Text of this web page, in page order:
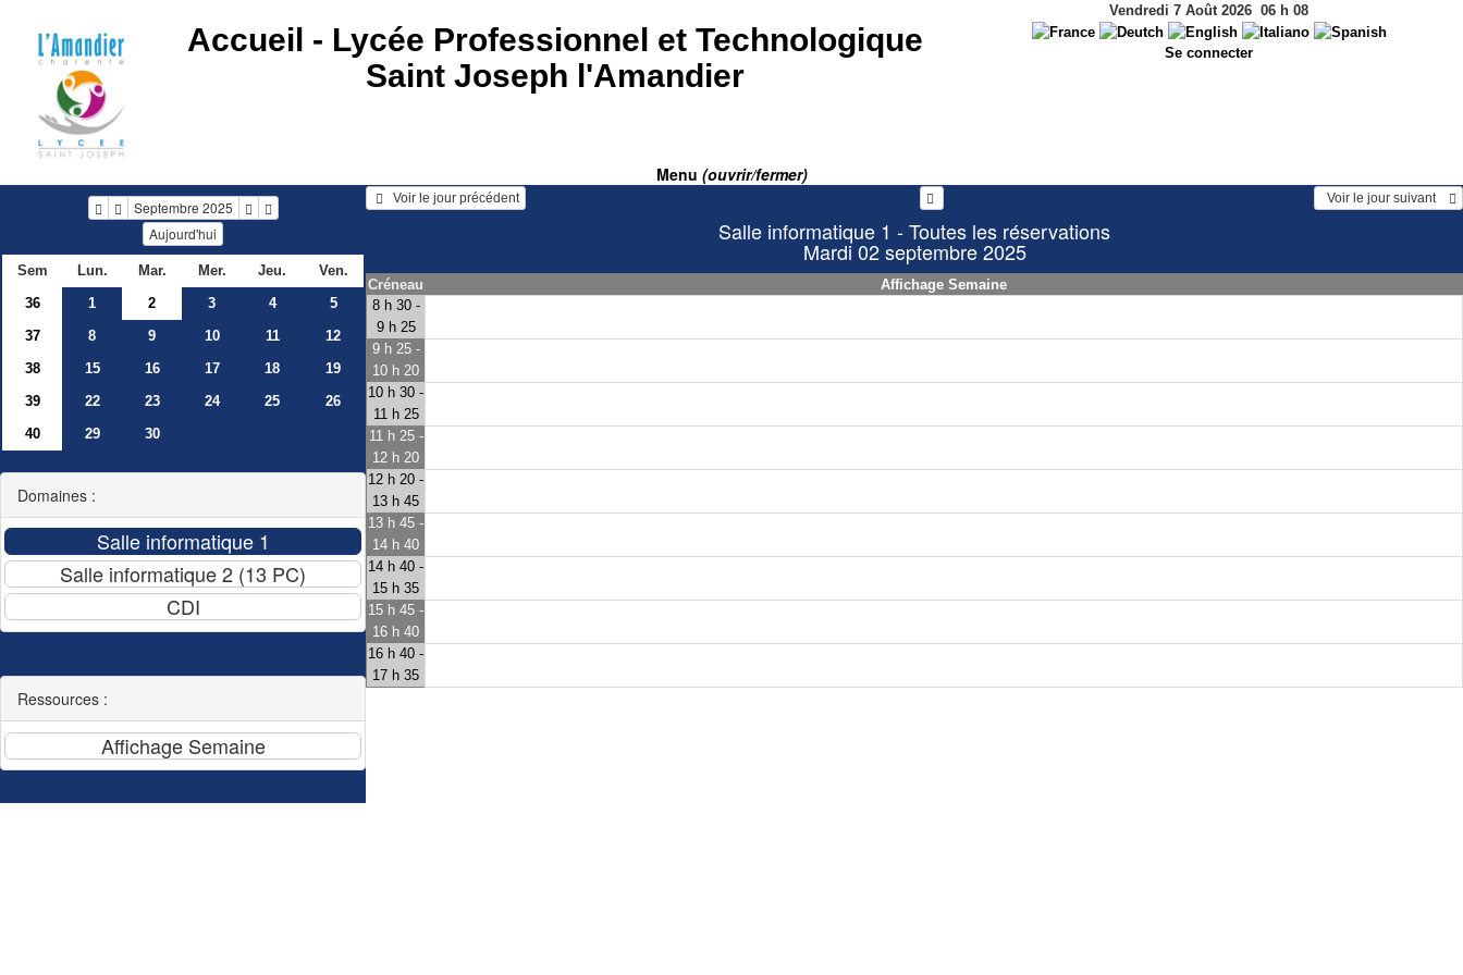
Accueil - Lycée Professionnel et Technologique
Saint Joseph l'Amandier
Vendredi 7 Août 2026 06 h 08
Se connecter
Menu (ouvrir/fermer)
Septembre 2025
Aujourd'hui
Sem Lun. Mar. Mer. Jeu.
Ven.
36
1 2 3 4
5
37
8 9 10 11
12
38
15 16 17 18
19
39
22 23 24 25
26
40
29 30
Domaines :
Ressources :
   Voir le jour précédent
  Voir le jour suivant
Salle informatique 1 - Toutes les réservations
Mardi 02 septembre 2025
Créneau
Affichage Semaine
8 h 30 -
9 h 25
9 h 25 -
10 h 20
10 h 30 -
11 h 25
11 h 25 -
12 h 20
12 h 20 -
13 h 45
13 h 45 -
14 h 40
14 h 40 -
15 h 35
15 h 45 -
16 h 40
16 h 40 -
17 h 35